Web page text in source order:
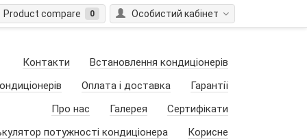
Особистий кабінет
Product compare 0
Контакти
Встановлення кондиціонерів
Оплата і доставка
Гарантії
Про нас
Галерея
Сертифікати
потужності кондиціонера
Корисне